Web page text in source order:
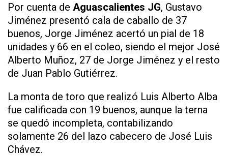
Por cuenta de Aguascalientes JG, Gustavo
Jiménez presentó cala de caballo de 37
buenos, Jorge Jiménez acertó un pial de 18
unidades y 66 en el coleo, siendo el mejor José
Alberto Muñoz, 27 de Jorge Jiménez y el resto
de Juan Pablo Gutiérrez.
La monta de toro que realizó Luis Alberto Alba
fue calificada con 19 buenos, aunque la terna
se quedó incompleta, contabilizando
solamente 26 del lazo cabecero de José Luis
Chávez.